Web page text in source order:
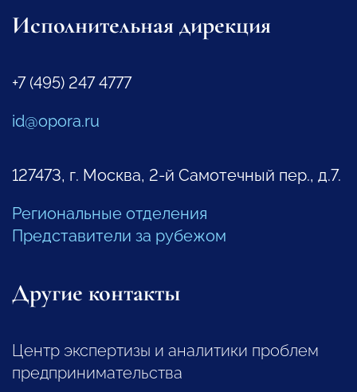
Исполнительная дирекция
+7 (495) 247 4777
id@opora.ru
127473, г. Москва, 2-й Самотечный пер., д.7.
Региональные отделения
Представители за рубежом
Другие контакты
Центр экспертизы и аналитики проблем
предпринимательства